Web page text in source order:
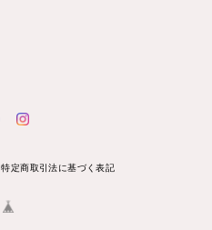
特定商取引法に基づく表記